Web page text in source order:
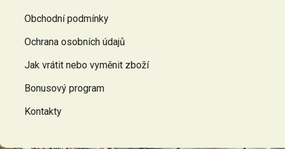
Obchodní podmínky
Ochrana osobních údajů
Jak vrátit nebo vyměnit zboží
Bonusový program
Kontakty